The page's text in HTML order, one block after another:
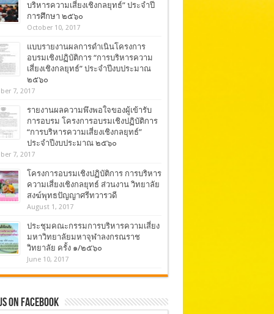
บริหารความเสี่ยงเชิงกลยุทธ์” ประจำปี
การศึกษา ๒๕๖๐
October 10, 2017
แบบรายงานผลการดำเนินโครงการ
อบรมเชิงปฏิบัติการ “การบริหารความ
เสี่ยงเชิงกลยุทธ์” ประจำปีงบประมาณ
๒๕๖๐
7, 2017
รายงานผลความพึงพอใจของผู้เข้ารับ
การอบรม โครงการอบรมเชิงปฏิบัติการ
“การบริหารความเสี่ยงเชิงกลยุทธ์”
ประจำปีงบประมาณ ๒๕๖๐
7, 2017
โครงการอบรมเชิงปฏิบัติการ การบริหาร
ความเสี่ยงเชิงกลยุทธ์ ส่วนงาน วิทยาลัย
สงฆ์พุทธปัญญาศรีทวารวดี
August 1, 2017
ประชุมคณะกรรมการบริหารความเสี่ยง
มหาวิทยาลัยมหาจุฬาลงกรณราช
วิทยาลัย ครั้ง ๑/๒๕๖๐
June 10, 2017
On Facebook